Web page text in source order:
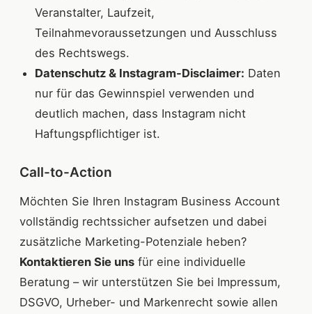
Veranstalter, Laufzeit,
Teilnahmevoraussetzungen und Ausschluss
des Rechtswegs.
Datenschutz & Instagram-Disclaimer: Daten
nur für das Gewinnspiel verwenden und
deutlich machen, dass Instagram nicht
Haftungs­pflichtiger ist.
Call-to-Action
Möchten Sie Ihren Instagram Business Account
vollständig rechtssicher aufsetzen und dabei
zusätzliche Marketing-Potenziale heben?
Kontaktieren Sie uns für eine individuelle
Beratung – wir unterstützen Sie bei Impressum,
DSGVO, Urheber- und Marken­recht sowie allen